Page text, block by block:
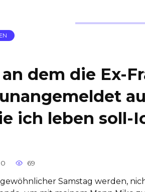
an dem die Ex-
ich leben soll-
0 69
Samstag werden,